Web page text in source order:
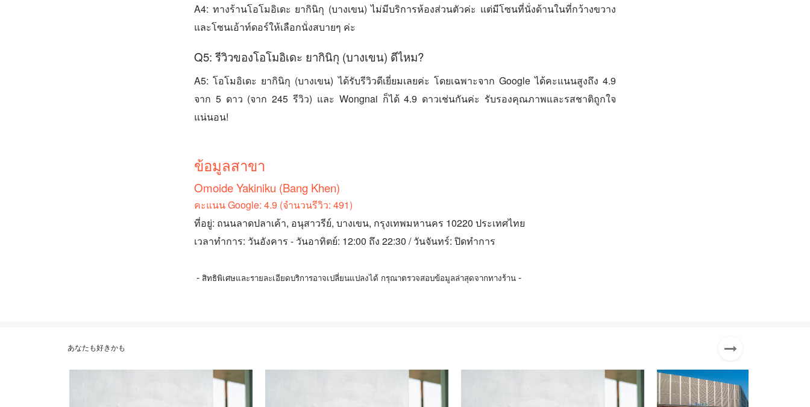
A4: ทางร้านโอโมอิเดะ ยากินิกุ (บางเขน) ไม่มีบริการห้องส่วนตัวค่ะ แต่มีโซนที่นั่งด้านในที่กว้างขวาง
และโซนเอ้าท์ดอร์ให้เลือกนั่งสบายๆ ค่ะ
Q5: รีวิวของโอโมอิเดะ ยากินิกุ (บางเขน) ดีไหม?
A5: โอโมอิเดะ ยากินิกุ (บางเขน) ได้รับรีวิวดีเยี่ยมเลยค่ะ โดยเฉพาะจาก Google ได้คะแนนสูงถึง 4.9
จาก 5 ดาว (จาก 245 รีวิว) และ Wongnai ก็ได้ 4.9 ดาวเช่นกันค่ะ รับรองคุณภาพและรสชาติถูกใจ
แน่นอน!
ข้อมูลสาขา
Omoide Yakiniku (Bang Khen)
คะแนน Google: 4.9 (จำนวนรีวิว: 491)
ที่อยู่: ถนนลาดปลาเค้า, อนุสาวรีย์, บางเขน, กรุงเทพมหานคร 10220 ประเทศไทย
เวลาทำการ: วันอังคาร - วันอาทิตย์: 12:00 ถึง 22:30 / วันจันทร์: ปิดทำการ
- สิทธิพิเศษและรายละเอียดบริการอาจเปลี่ยนแปลงได้ กรุณาตรวจสอบข้อมูลล่าสุดจากทางร้าน -
あなたも好きかも